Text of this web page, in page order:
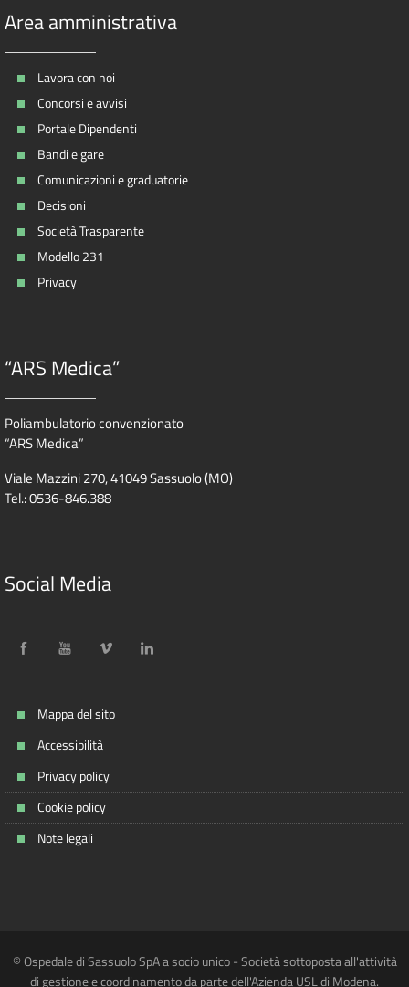
Area amministrativa
Lavora con noi
Concorsi e avvisi
Portale Dipendenti
Bandi e gare
Comunicazioni e graduatorie
Decisioni
Società Trasparente
Modello 231
Privacy
“ARS Medica”
Poliambulatorio convenzionato
“ARS Medica”
Viale Mazzini 270, 41049 Sassuolo (MO)
Tel.: 0536-846.388
Social Media
Mappa del sito
Accessibilità
Privacy policy
Cookie policy
Note legali
© Ospedale di Sassuolo SpA a socio unico - Società sottoposta all'attività
di gestione e coordinamento da parte dell'Azienda USL di Modena.